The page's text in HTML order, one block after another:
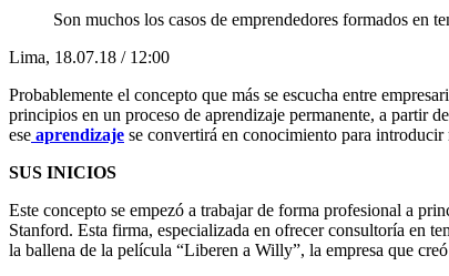
Son muchos los casos de emprendedores formados en
Lima, 18.07.18 / 12:00
Probablemente el concepto que más se escucha entre
principios en un proceso de aprendizaje permanente, a partir
ese aprendizaje se convertirá en conocimiento para
SUS INICIOS
Este concepto se empezó a trabajar de forma profesional a
Stanford. Esta firma, especializada en ofrecer consultoría en
la ballena de la película “Liberen a Willy”, la empresa que